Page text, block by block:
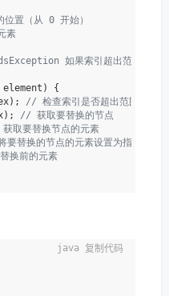
置（从 0 开始）
素
如果索引超出范围
{
// 检查索引是否超出范围
// 获取要替换的节点
取要替换节点的元素
替换的节点的元素设置为指定元素
换前的元素
复制代码